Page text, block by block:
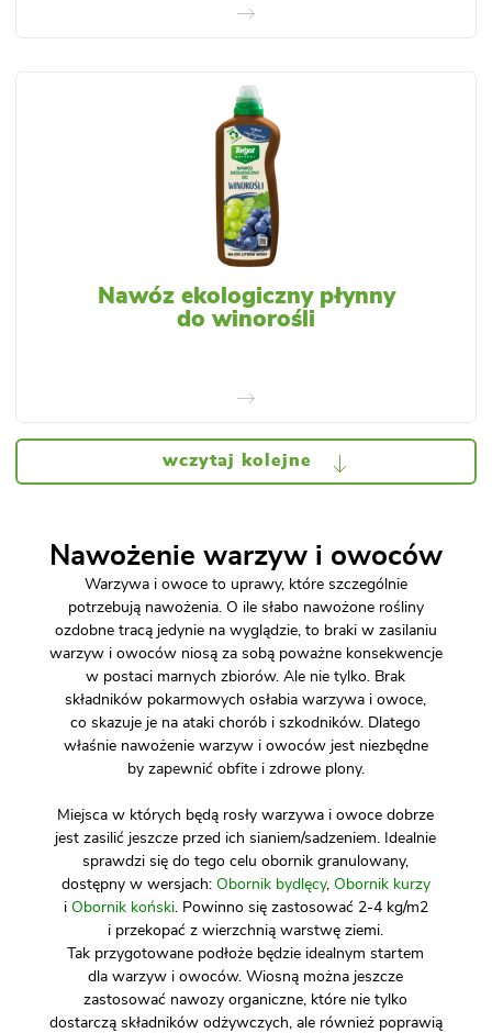
Nawóz ekologiczny płynny
do winorośli
wczytaj kolejne
Nawożenie warzyw i owoców
Warzywa i owoce to uprawy, które szczególnie
potrzebują nawożenia. O ile słabo nawożone rośliny
ozdobne tracą jedynie na wyglądzie, to braki w zasilaniu
warzyw i owoców niosą za sobą poważne konsekwencje
w postaci marnych zbiorów. Ale nie tylko. Brak
składników pokarmowych osłabia warzywa i owoce,
co skazuje je na ataki chorób i szkodników. Dlatego
właśnie nawożenie warzyw i owoców jest niezbędne
by zapewnić obfite i zdrowe plony.
Miejsca w których będą rosły warzywa i owoce dobrze
jest zasilić jeszcze przed ich sianiem/sadzeniem. Idealnie
sprawdzi się do tego celu obornik granulowany,
dostępny w wersjach: Obornik bydlęcy, Obornik kurzy
i Obornik koński. Powinno się zastosować 2-4 kg/m2
i przekopać z wierzchnią warstwę ziemi.
Tak przygotowane podłoże będzie idealnym startem
dla warzyw i owoców. Wiosną można jeszcze
zastosować nawozy organiczne, które nie tylko
dostarczą składników odżywczych, ale również poprawią